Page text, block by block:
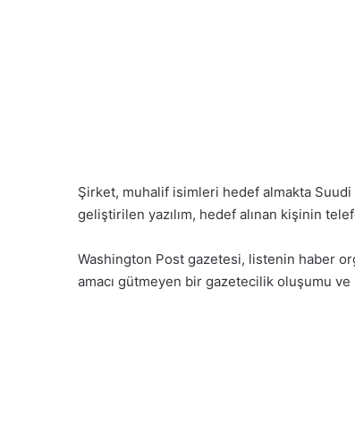
Şirket, muhalif isimleri hedef almakta Suudi
geliştirilen yazılım, hedef alınan kişinin
Washington Post gazetesi, listenin haber
amacı gütmeyen bir gazetecilik oluşumu ve